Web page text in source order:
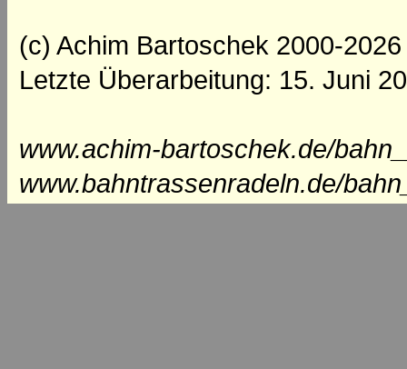
(c) Achim Bartoschek 2000-2026
Letzte Überarbeitung: 15. Juni
www.achim-bartoschek.de/
www.bahntrassenradeln.de/